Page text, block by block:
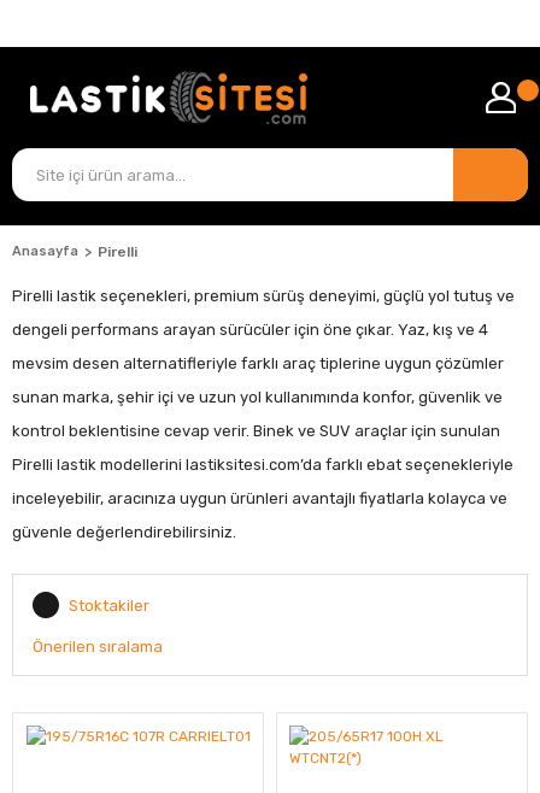
Anasayfa Pirelli
Pirelli lastik seçenekleri, premium sürüş deneyimi, güçlü yol tutuş ve
dengeli performans arayan sürücüler için öne çıkar. Yaz, kış ve 4
mevsim desen alternatifleriyle farklı araç tiplerine uygun çözümler
sunan marka, şehir içi ve uzun yol kullanımında konfor, güvenlik ve
kontrol beklentisine cevap verir. Binek ve SUV araçlar için sunulan
Pirelli lastik modellerini lastiksitesi.com’da farklı ebat seçenekleriyle
inceleyebilir, aracınıza uygun ürünleri avantajlı fiyatlarla kolayca ve
güvenle değerlendirebilirsiniz.
Stoktakiler